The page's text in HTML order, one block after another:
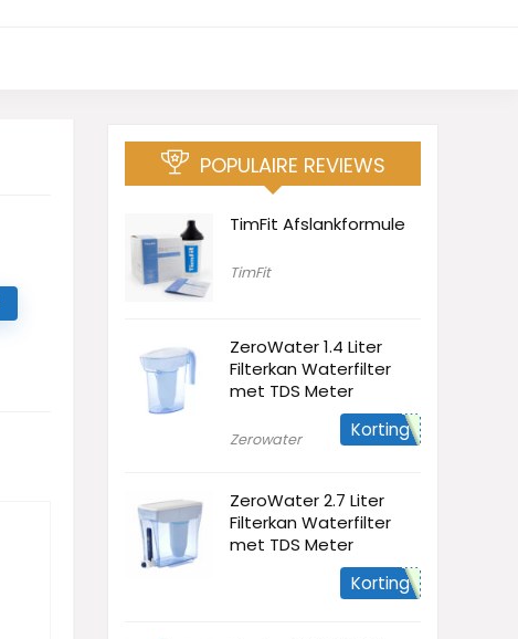
POPULAIRE REVIEWS
TimFit Afslankformule
TimFit
ZeroWater 1.4 Liter
Filterkan Waterfilter
met TDS Meter
Zerowater Korting
ZeroWater 2.7 Liter
Filterkan Waterfilter
met TDS Meter
Korting